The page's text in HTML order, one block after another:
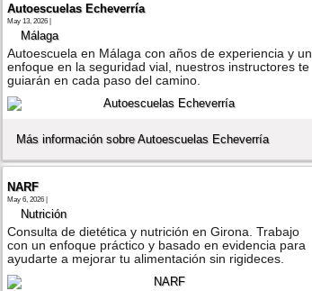
Autoescuelas Echeverría
May 13, 2026 |
Málaga
Autoescuela en Málaga con años de experiencia y un
enfoque en la seguridad vial, nuestros instructores te
guiarán en cada paso del camino.
Más información sobre Autoescuelas Echeverría
NARF
May 6, 2026 |
Nutrición
Consulta de dietética y nutrición en Girona. Trabajo
con un enfoque práctico y basado en evidencia para
ayudarte a mejorar tu alimentación sin rigideces.